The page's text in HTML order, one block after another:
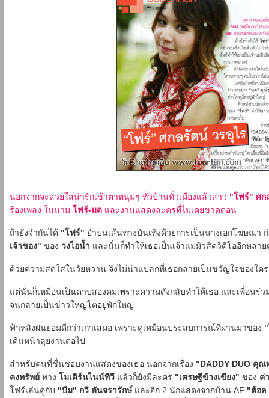
นอกจากจะสวยใสน่ารักเข้าตาหนุ่มๆ ทั่วบ้านทั่วเมืองแล้วสาว "โฟร์" ศก
ร้องเพลง ในนาม โฟร์-มด และงานแสดงละครที่ไม่เคยขาดตอน
ถ้ายังจำกันได้ "โฟร์" ย่ำบนเส้นทางบันเทิงด้วยการเป็นนางเอกโฆษณา
เจ้าของ" ของ วงไอน้ำ และนั่นก็ทำให้เธอเป็นเจ้าแม่มิวสิควิดีโออีกหลา
ด้วยความสดใสในวัยหวาน จึงไม่น่าแปลกที่เธอกลายเป็นขวัญใจของใค
แต่นั่นก็เหมือนเป็นดาบสองคมเพราะความดังกลับทำให้เธอ และเพื่อนร่ว
จนกลายเป็นข่าวใหญ่โตอยู่พักใหญ่
ฟ้าหลังฝนย่อมดีกว่าเก่าเสมอ เพราะดูเหมือนประสบการณ์ที่ผ่านมาของ
เดินหน้าลุยงานต่อไป
สำหรับคนที่ชื่นชอบงานแสดงของเธอ นอกจากเรื่อง "DADDY DUO คุณ
คงทรัพย์ ทาง โมเดิร์นไนน์ทีวี แล้วก็ยังมีละคร "เศรษฐีข้างเขียง" ของ ค่
โฟร์เล่นคู่กับ "บีม" กวี ตันจรารักษ์ และอีก 2 นักแสดงจากบ้าน AF "ต้อล